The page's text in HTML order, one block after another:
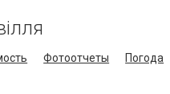
Фотоотчеты Погода